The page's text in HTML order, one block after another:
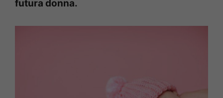
futura donna.